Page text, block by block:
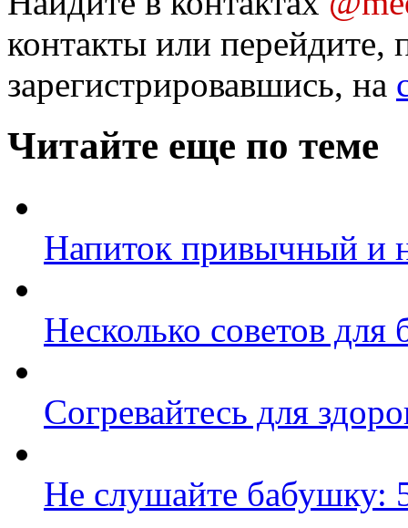
контакты или перейдите,
зарегистрировавшись, на
Читайте еще по теме
Напиток привычный и
Несколько советов
Согревайтесь для
Не слушайте бабушку: